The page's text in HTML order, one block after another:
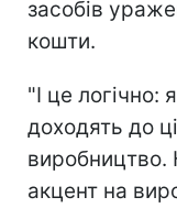
засобів
кошти.
"І це логічно:
доходять до
виробництво.
акцент на